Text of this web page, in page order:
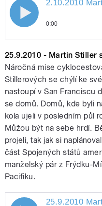
2.10.2010 Martin
Házovou
pause
2.10.2010
0:00
25.9.2010 - Martin Stiller
Náročná mise
Stillerových se chýlí ke
nastoupí v San Franciscu
se domů. Domů, kde byli
kola ujeli v posledním půl
Můžou být na sebe hrdí.
projeli, tak jak si
část Spojených států
manželský pár z Frýdku-
Pacifiku.
25.9.2010